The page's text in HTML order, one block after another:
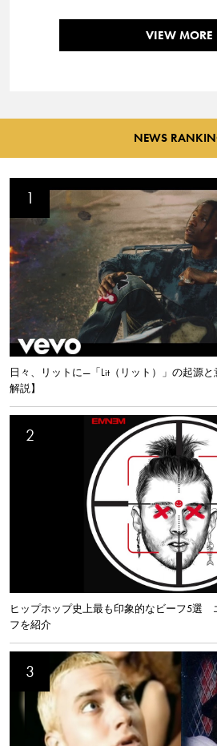
VIEW MORE
NEWS
日々、リットに—「Lit（リット）」の起源
解説】
ヒップホップ史上最も印象的なビーフ5選
フを紹介